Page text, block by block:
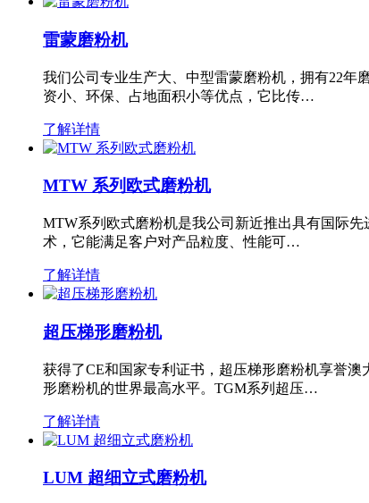
雷蒙磨粉机
我们公司专业生产大、中型雷蒙磨粉机，拥有22年
资小、环保、占地面积小等优点，它比传…
了解详情
MTW 系列欧式磨粉机
MTW系列欧式磨粉机是我公司新近推出具有国际
术，它能满足客户对产品粒度、性能可…
了解详情
超压梯形磨粉机
获得了CE和国家专利证书，超压梯形磨粉机享誉
形磨粉机的世界最高水平。TGM系列超压…
了解详情
LUM 超细立式磨粉机